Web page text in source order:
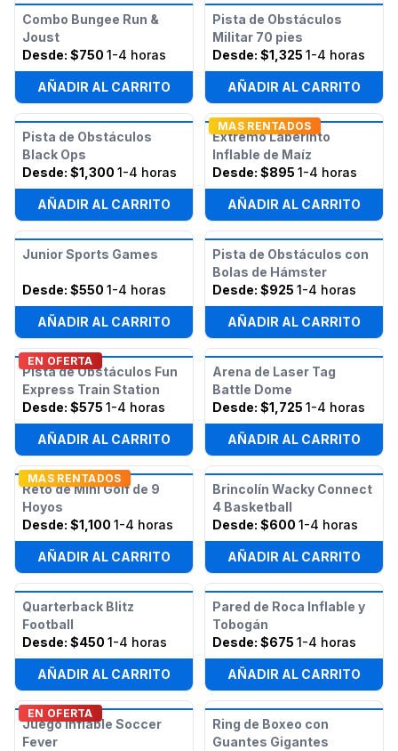
Combo Bungee Run &
Joust
Desde: $750 1-4 horas
AÑADIR AL CARRITO
Pista de Obstáculos
Militar 70 pies
Desde: $1,325 1-4 horas
AÑADIR AL CARRITO
Pista de Obstáculos
Black Ops
Desde: $1,300 1-4 horas
AÑADIR AL CARRITO
MAS RENTADOS
Extremo Laberinto
Inflable de Maíz
Desde: $895 1-4 horas
AÑADIR AL CARRITO
Junior Sports Games
Desde: $550 1-4 horas
AÑADIR AL CARRITO
Pista de Obstáculos con
Bolas de Hámster
Desde: $925 1-4 horas
AÑADIR AL CARRITO
EN OFERTA
Pista de Obstáculos Fun
Express Train Station
Desde: $575 1-4 horas
AÑADIR AL CARRITO
Arena de Laser Tag
Battle Dome
Desde: $1,725 1-4 horas
AÑADIR AL CARRITO
MAS RENTADOS
Reto de Mini Golf de 9
Hoyos
Desde: $1,100 1-4 horas
AÑADIR AL CARRITO
Brincolín Wacky Connect
4 Basketball
Desde: $600 1-4 horas
AÑADIR AL CARRITO
Quarterback Blitz
Football
Desde: $450 1-4 horas
AÑADIR AL CARRITO
Pared de Roca Inflable y
Tobogán
Desde: $675 1-4 horas
AÑADIR AL CARRITO
EN OFERTA
Juego Inflable Soccer
Fever
Ring de Boxeo con
Guantes Gigantes